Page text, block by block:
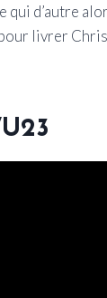
qui d’autre
livrer